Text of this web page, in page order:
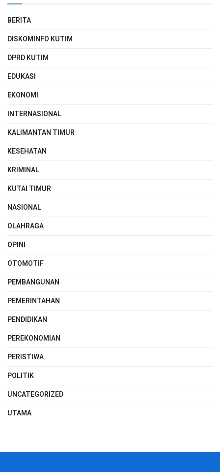
BERITA
DISKOMINFO KUTIM
DPRD KUTIM
EDUKASI
EKONOMI
INTERNASIONAL
KALIMANTAN TIMUR
KESEHATAN
KRIMINAL
KUTAI TIMUR
NASIONAL
OLAHRAGA
OPINI
OTOMOTIF
PEMBANGUNAN
PEMERINTAHAN
PENDIDIKAN
PEREKONOMIAN
PERISTIWA
POLITIK
UNCATEGORIZED
UTAMA